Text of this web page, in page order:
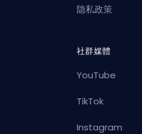
隐私政策
社群媒體
YouTube
TikTok
Instagram